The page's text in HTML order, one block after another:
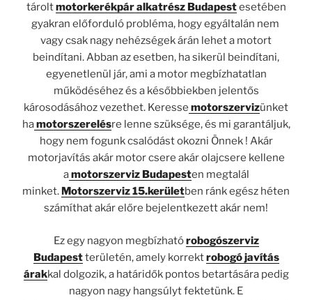
tároltmotorkerékpár alkatrész Budapestesetében
gyakran előforduló probléma, hogy egyáltalán nem
vagy csak nagy nehézségek árán lehet a motort
beindítani. Abban az esetben, ha sikerül beindítani,
egyenetlenül jár, ami a motor megbízhatatlan
működéséhez és a későbbiekben jelentős
károsodásához vezethet. Keresse motorszervizünket
hamotorszerelésre lenne szüksége, és mi garantáljuk,
hogy nem fogunk csalódást okozni Önnek ! Akár
motorjavítás akár motor csere akár olajcsere kellene
amotorszerviz Budapesten megtalál
minket. Motorszerviz 15.kerületben ránk egész héten
számíthat akár előre bejelentkezett akár nem!
Ez egy nagyon megbízhatórobogószerviz
Budapestterületén, amely korrektrobogó javítás
árakkal dolgozik, a határidők pontos betartására pedig
nagyon nagy hangsúlyt fektetünk. E